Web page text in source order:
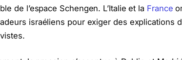
de l’espace Schengen. L’Italie et la France
israéliens pour exiger des explications